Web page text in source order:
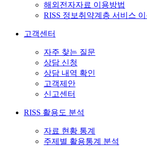
해외전자자료 이용방법
RISS 정보취약계층 서비스
고객센터
자주 찾는 질문
상담 신청
상담 내역 확인
고객제안
신고센터
RISS 활용도 분석
자료 현황 통계
주제별 활용통계 분석